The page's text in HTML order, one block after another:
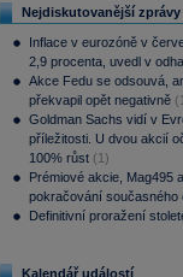
Nejdiskutovanější
Inflace v eurozóně v
2,9 procenta, uvedl v
Akce Fedu se odsouvá,
překvapil opět negativně
Goldman Sachs vidí v
příležitosti. U dvou akcií
100% růst (1)
Prémiové akcie, Mag495
pokračování současného
Definitivní proražení
Kalendář událostí